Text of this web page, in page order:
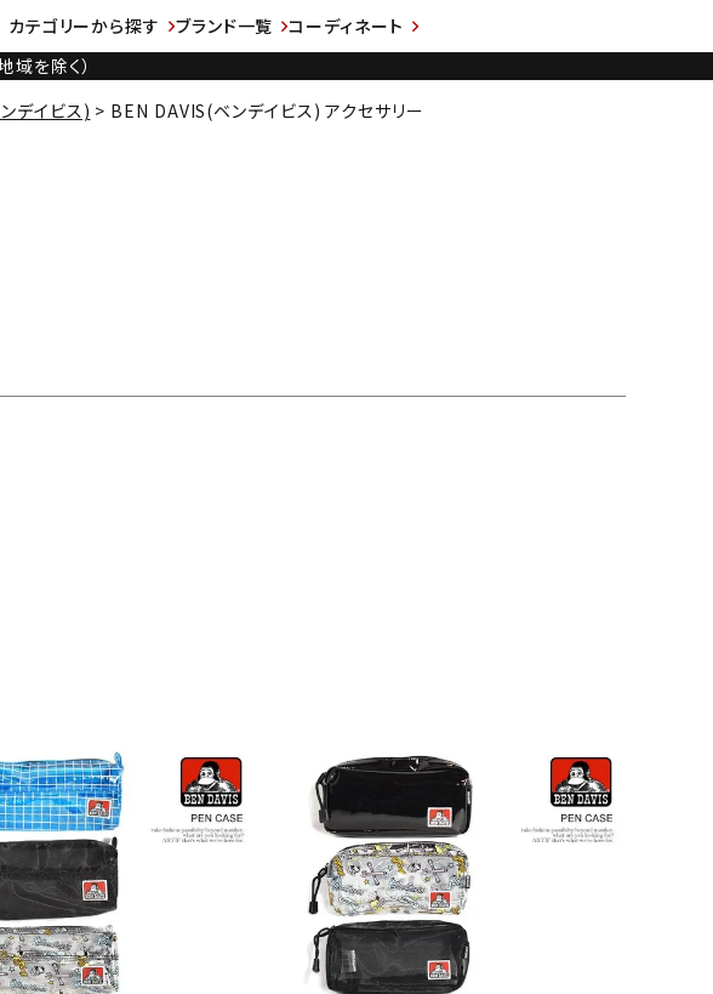
カテゴリーから探す ブランド一覧
コーディネート
を除く）
デイビス) BEN DAVIS(ベンデイビス) アクセサリー